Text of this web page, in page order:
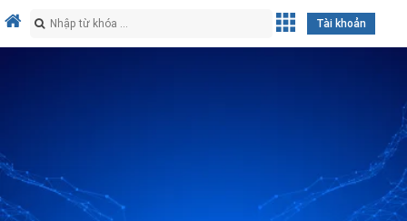
Tài khoản